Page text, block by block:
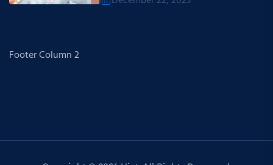
Footer Column 2